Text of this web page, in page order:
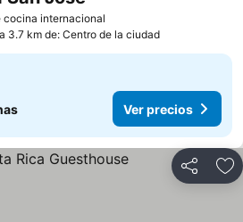
cocina internacional
a 3.7 km de: Centro de la ciudad
Ver precios
Compartir